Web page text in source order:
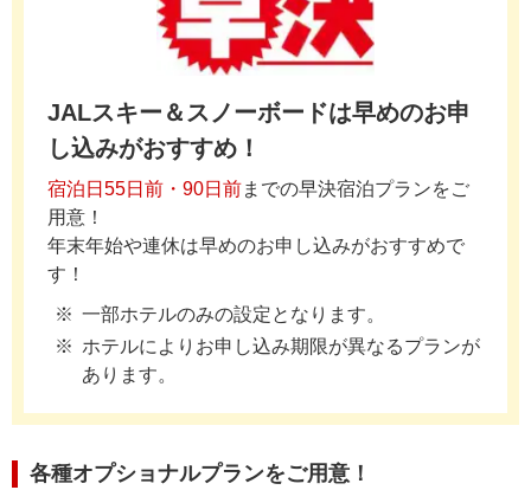
JALスキー＆スノーボードは早めのお申
し込みがおすすめ！
宿泊日55日前・90日前までの早決宿泊プランをご
用意！
年末年始や連休は早めのお申し込みがおすすめで
す！
一部ホテルのみの設定となります。
ホテルによりお申し込み期限が異なるプランが
あります。
各種オプショナルプランをご用意！